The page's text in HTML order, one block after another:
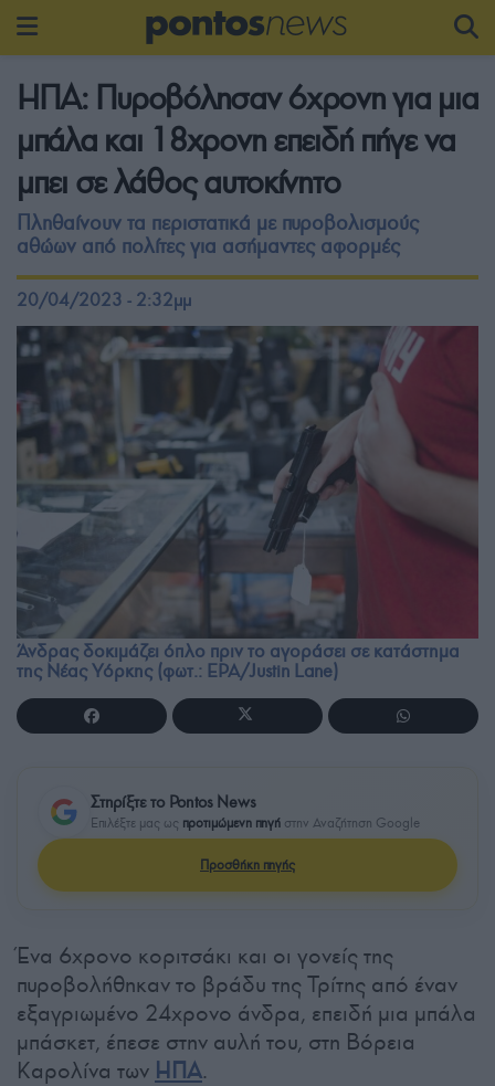
ΗΠΑ: Πυροβόλησαν 6χρονη για μια
μπάλα και 18χρονη επειδή πήγε να
μπει σε λάθος αυτοκίνητο
Πληθαίνουν τα περιστατικά με πυροβολισμούς
αθώων από πολίτες για ασήμαντες αφορμές
20/04/2023 - 2:32μμ
Άνδρας δοκιμάζει όπλο πριν το αγοράσει σε κατάστημα
της Νέας Υόρκης (φωτ.: EPA/Justin Lane)
Στηρίξτε το Pontos News
Επιλέξτε μας ως προτιμώμενη πηγή στην Αναζήτηση Google
Προσθήκη πηγής
Ένα 6χρονο κοριτσάκι και οι γονείς της
πυροβολήθηκαν το βράδυ της Τρίτης από έναν
εξαγριωμένο 24χρονο άνδρα, επειδή μια μπάλα
μπάσκετ, έπεσε στην αυλή του, στη Βόρεια
Καρολίνα των ΗΠΑ.